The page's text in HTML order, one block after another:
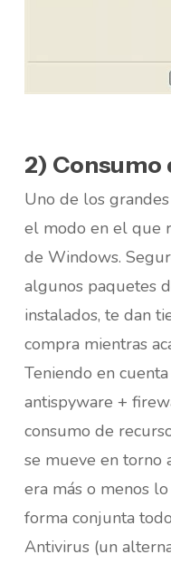
2) Consumo
Uno de los
el modo en el que
de Windows.
algunos paquetes
instalados, te dan
compra mientras
Teniendo en
antispyware +
consumo de
se mueve en torno
era más o menos
forma conjunta
Antivirus (un